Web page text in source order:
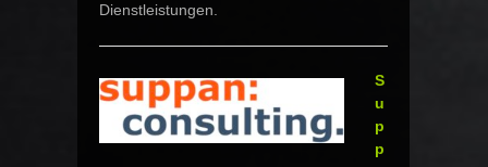
Dienstleistungen.
S
u
p
p